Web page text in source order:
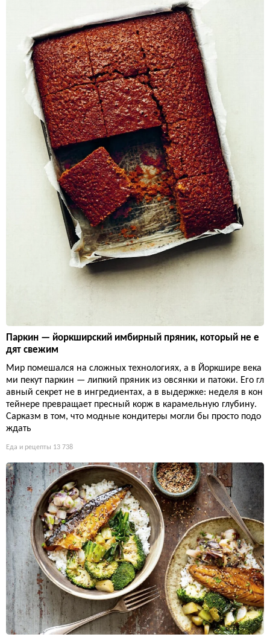
Паркин — йоркширский имбирный пряник, который не е
дят свежим
Мир помешался на сложных технологиях, а в Йоркшире века
ми пекут паркин — липкий пряник из овсянки и патоки. Его гл
авный секрет не в ингредиентах, а в выдержке: неделя в кон
тейнере превращает пресный корж в карамельную глубину.
Сарказм в том, что модные кондитеры могли бы просто подо
ждать
Еда и рецепты 13 738